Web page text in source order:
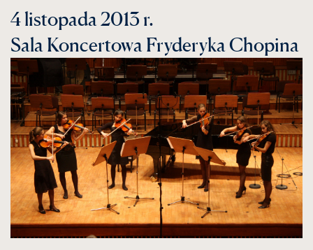
4 listopada 2013 r.
Sala Koncertowa Fryderyka Chopina